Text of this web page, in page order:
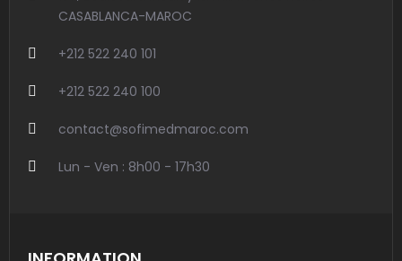
CASABLANCA-MAROC
+212 522 240 101
+212 522 240 100
contact@sofimedmaroc.com
Lun - Ven : 8h00 - 17h30